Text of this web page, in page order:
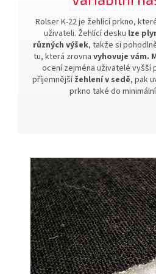
Rolser K-22 je žehlící prkno,
uživateli. Žehlící desku lze
různých výšek, takže si
tu, která zrovna vyhovuje vám.
ocení zejména uživatelé vyšší
příjemnějšížehlení v sedě, pak
prkno také do